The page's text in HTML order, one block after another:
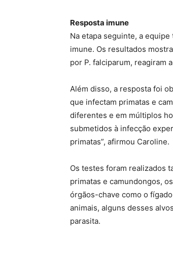
Resposta imune
Na etapa seguinte, a
imune. Os resultados
por P. falciparum, reagiram
Além disso, a resposta foi
que infectam primatas e
diferentes e em múltiplos
submetidos à infecção
primatas”, afirmou Caroline.
Os testes foram realizados
primatas e camundongos,
órgãos-chave como o
animais, alguns desses
parasita.